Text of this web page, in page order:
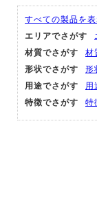
すべての製品を
エリアでさがす
材質でさがす
材
形状でさがす
形
用途でさがす
用
特徴でさがす
特